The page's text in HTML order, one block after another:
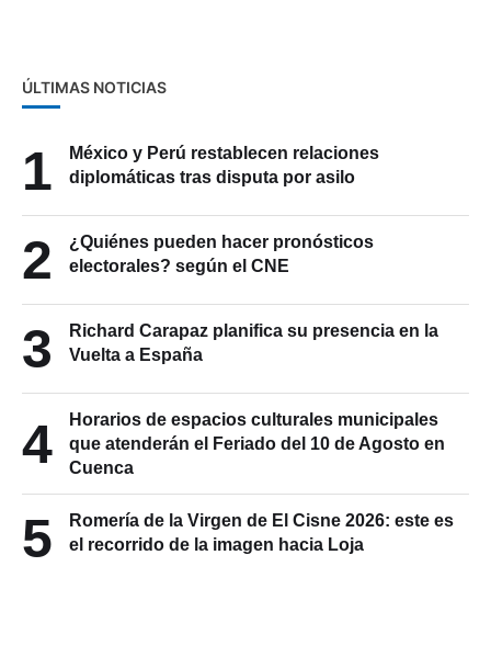
ÚLTIMAS NOTICIAS
1
México y Perú restablecen relaciones
diplomáticas tras disputa por asilo
2
¿Quiénes pueden hacer pronósticos
electorales? según el CNE
3
Richard Carapaz planifica su presencia en la
Vuelta a España
4
Horarios de espacios culturales municipales
que atenderán el Feriado del 10 de Agosto en
Cuenca
5
Romería de la Virgen de El Cisne 2026: este es
el recorrido de la imagen hacia Loja